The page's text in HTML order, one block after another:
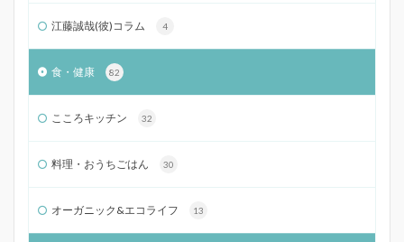
江藤誠哉(彼)コラム 4
食・健康 82
こころキッチン 32
料理・おうちごはん 30
オーガニック&エコライフ 13